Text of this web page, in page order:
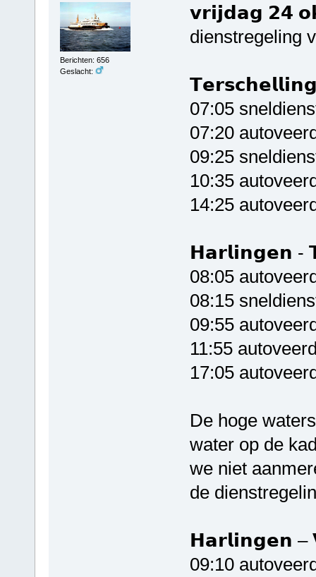
Berichten: 656
Geslacht:
𝘃𝗿𝗶𝗷𝗱𝗮𝗴 𝟮𝟰
dienstregeling
07:05
07:20
09:25
10:35
14:25
𝗛𝗮𝗿𝗹𝗶𝗻𝗴𝗲𝗻 -
08:05
08:15
09:55
11:55
17:05
De hoge
water op de
we niet
de
𝗛𝗮𝗿𝗹𝗶𝗻𝗴𝗲𝗻 –
09:10